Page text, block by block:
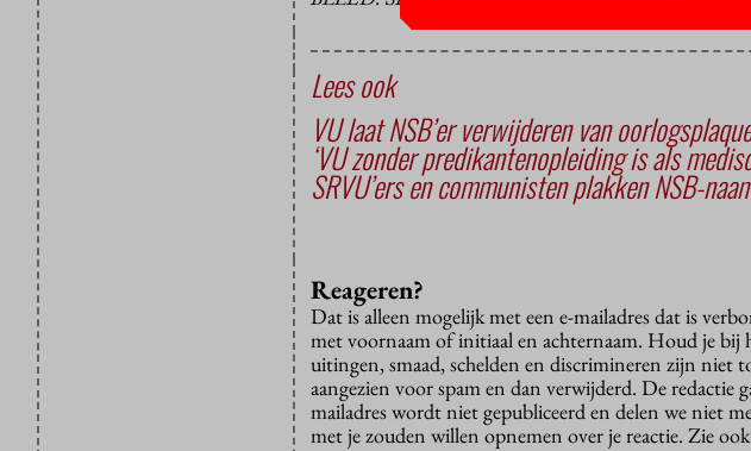
Lees ook
VU laat NSB’er verwijderen van
‘VU zonder predikantenopleiding is als
SRVU’ers en communisten plakken NSB-
Reageren?
Dat is alleen mogelijk met een e-mailadres dat is
met voornaam of initiaal en achternaam. Houd je bij
uitingen, smaad, schelden en discrimineren zijn niet
aangezien voor spam en dan verwijderd. De redactie
mailadres wordt niet gepubliceerd en delen we niet
met je zouden willen opnemen over je reactie. Zie